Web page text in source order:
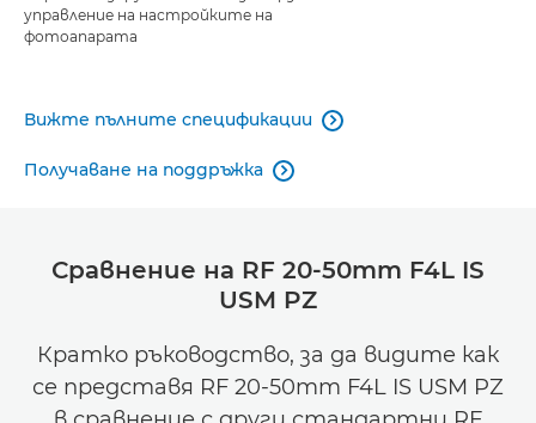
управление на настройките на
фотоапарата
Вижте пълните спецификации 
Получаване на поддръжка 
Сравнение на RF 20-50mm F4L IS
USM PZ
Кратко ръководство, за да видите как
се представя RF 20-50mm F4L IS USM PZ